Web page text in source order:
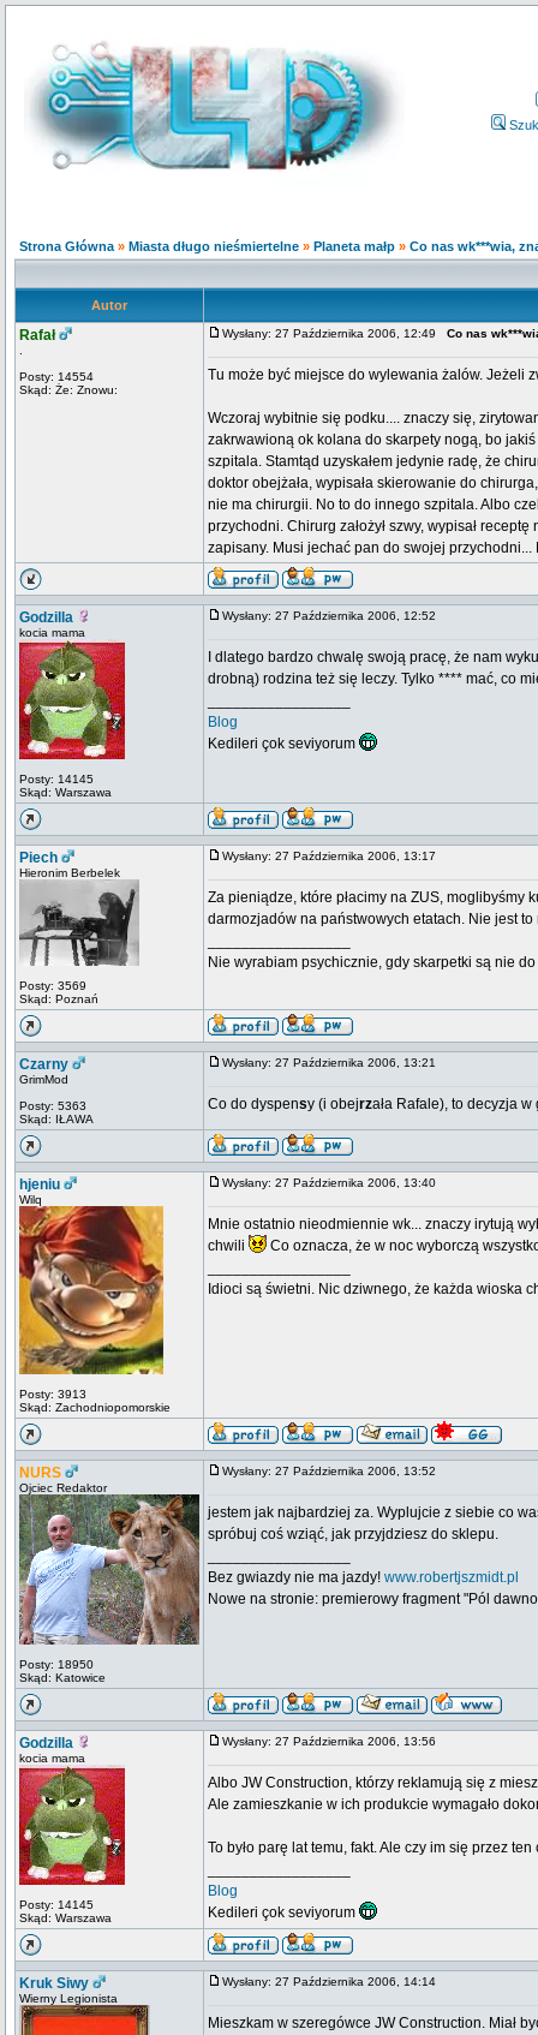
Strona Główna » Miasta długo nieśmiertelne » Planeta małp » Co nas wk***wia,
Autor
Rafał
Posty: 14554
Skąd: Że: Znowu:
Wysłany: 27 Października 2006, 12:49 Co nas
Tu może być miejsce do wylewania żalów. Jeżeli
Wczoraj wybitnie się podku.... znaczy się,
zakrwawioną ok kolana do skarpety nogą, bo
szpitala. Stamtąd uzyskałem jedynie radę, że
doktor obejżała, wypisała skierowanie do
nie ma chirurgii. No to do innego szpitala. Albo
przychodni. Chirurg założył szwy, wypisał
zapisany. Musi jechać pan do swojej przychodni...
Godzilla
kocia mama
Posty: 14145
Skąd: Warszawa
Wysłany: 27 Października 2006, 12:52
I dlatego bardzo chwalę swoją pracę, że nam
drobną) rodzina też się leczy. Tylko **** mać, co
Blog
Kedileri çok seviyorum
Piech
Hieronim Berbelek
Posty: 3569
Skąd: Poznań
Wysłany: 27 Października 2006, 13:17
Za pieniądze, które płacimy na ZUS,
darmozjadów na państwowych etatach. Nie jest
Nie wyrabiam psychicznie, gdy skarpetki są nie do
Czarny
GrimMod
Posty: 5363
Skąd: IŁAWA
Wysłany: 27 Października 2006, 13:21
Co do dyspensy (i obejrzała Rafale), to decyzja
hjeniu
Wilq
Posty: 3913
Skąd: Zachodniopomorskie
Wysłany: 27 Października 2006, 13:40
Mnie ostatnio nieodmiennie wk... znaczy irytują
chwili
Co oznacza, że w noc wyborczą
Idioci są świetni. Nic dziwnego, że każda wioska
NURS
Ojciec Redaktor
Posty: 18950
Skąd: Katowice
Wysłany: 27 Października 2006, 13:52
jestem jak najbardziej za. Wyplujcie z siebie co
spróbuj coś wziąć, jak przyjdziesz do sklepu.
Bez gwiazdy nie ma jazdy! www.robertjszmidt.pl
Nowe na stronie: premierowy fragment "Pól
Godzilla
kocia mama
Posty: 14145
Skąd: Warszawa
Wysłany: 27 Października 2006, 13:56
Albo JW Construction, którzy reklamują się z
Ale zamieszkanie w ich produkcie wymagało
To było parę lat temu, fakt. Ale czy im się przez
Blog
Kedileri çok seviyorum
Kruk Siwy
Wierny Legionista
Wysłany: 27 Października 2006, 14:14
Mieszkam w szeregówce JW Construction. Miał